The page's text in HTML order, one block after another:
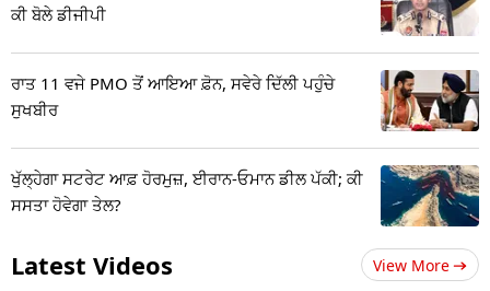
ਕੀ ਬੋਲੇ ਡੀਜੀਪੀ
ਰਾਤ 11 ਵਜੇ PMO ਤੋਂ ਆਇਆ ਫ਼ੋਨ, ਸਵੇਰੇ ਦਿੱਲੀ ਪਹੁੰਚੇ
ਸੁਖਬੀਰ
ਖੁੱਲ੍ਹੇਗਾ ਸਟਰੇਟ ਆਫ਼ ਹੋਰਮੁਜ਼, ਈਰਾਨ-ਓਮਾਨ ਡੀਲ ਪੱਕੀ; ਕੀ
ਸਸਤਾ ਹੋਵੇਗਾ ਤੇਲ?
Latest Videos View More